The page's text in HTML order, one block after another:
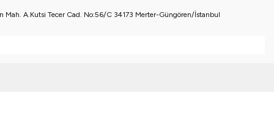
Mah. A.Kutsi Tecer Cad. No:56/C 34173 Merter-Güngören/İstanbul